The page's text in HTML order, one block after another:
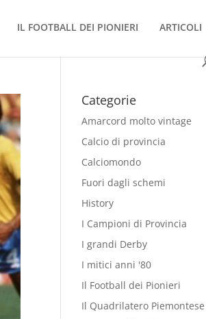
IL FOOTBALL DEI PIONIERI ARTICOLI
Categorie
Amarcord molto vintage
Calcio di provincia
Calciomondo
Fuori dagli schemi
History
I Campioni di Provincia
I grandi Derby
I mitici anni '80
Il Football dei Pionieri
Il Quadrilatero Piemontese